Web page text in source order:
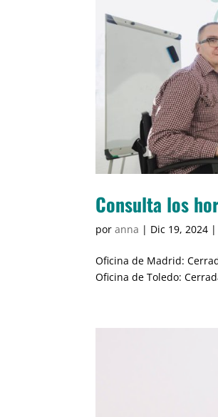
Consulta los
poranna | Dic 19, 2024
Oficina de Madrid:
Oficina de Toledo: